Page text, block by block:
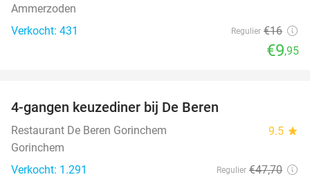
Ammerzoden
Verkocht: 431
Regulier €16
€9,95
4-gangen keuzediner bij De Beren
Restaurant De Beren Gorinchem 9.5 star
Gorinchem
Verkocht: 1.291
Regulier €47,70